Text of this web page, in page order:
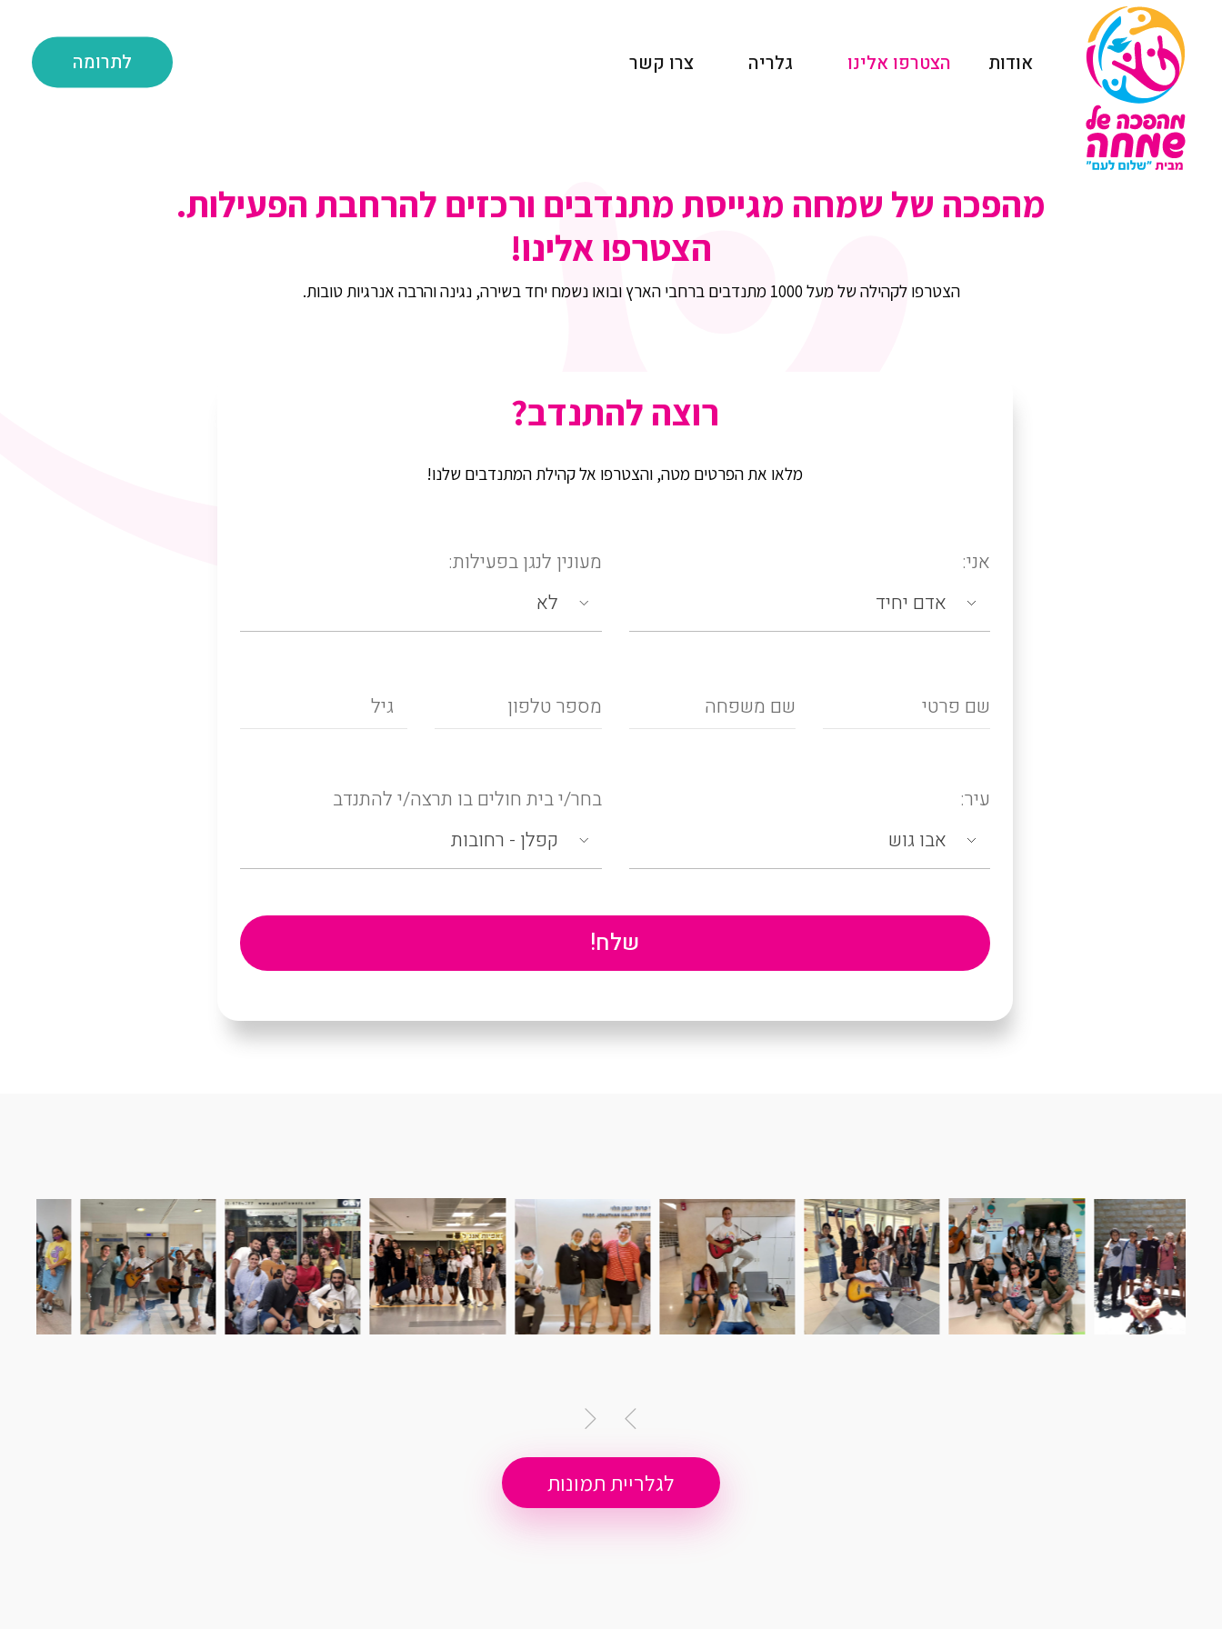
לתרומה אודות הצטרפו אלינו גלריה צרו קשר
מהפכה של שמחה מגייסת מתנדבים ורכזים להרחבת הפעילות.
הצטרפו אלינו!
הצטרפו לקהילה של מעל 1000 מתנדבים ברחבי הארץ ובואו נשמח יחד בשירה, נגינה והרבה אנרגיות טובות.
רוצה להתנדב?
מלאו את הפרטים מטה, והצטרפו אל קהילת המתנדבים שלנו!
אני: מעונין לנגן בפעילות:
עיר: בחר/י בית חולים בו תרצה/י להתנדב
לגלריית תמונות